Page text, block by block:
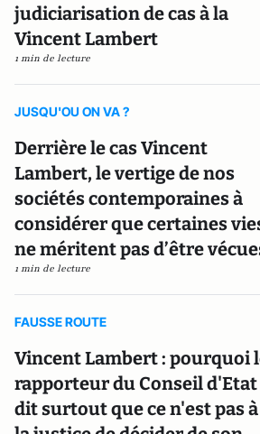
judiciarisation de cas à la
Vincent Lambert
1 min de lecture
JUSQU'OU ON VA ?
Derrière le cas Vincent
Lambert, le vertige de nos
sociétés contemporaines à
considérer que certaines
ne méritent pas d’être
1 min de lecture
FAUSSE ROUTE
Vincent Lambert : pourquoi
rapporteur du Conseil d'Etat
dit surtout que ce n'est pas à